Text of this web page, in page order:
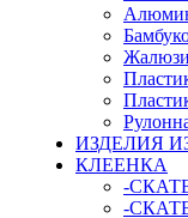
ИЗДЕЛИЯ
КЛЕЕНКА
-
-